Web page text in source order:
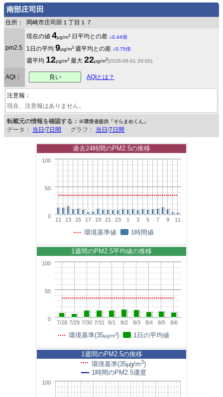
南部庄司田
住所： 岡崎市庄司田１丁目１７
pm2.5
現在の値 4μg/m3 日平均との差 ↓0.44倍
1日の平均 9μg/m3 週平均との差 ↓0.75倍
週平均 12μg/m3 最大 22μg/m3(2026-08-01 20:00)
AQI： 良い AQIとは？
注意報：
現在、注意報はありません。
転載元の情報を確認する： ※環境省提供「そらまめくん」
データ： 当日 /7日間 グラフ： 当日 /7日間
11 13 15 17 19 21 23 1 3 5 7 9 11
0
50
100
過去24時間のPM2.5の推移
環境基準値 1時間値
7/28 7/29 7/30 7/31 8/1 8/2 8/3 8/4 8/5 8/6
0
50
100
1週間のPM2.5平均値の推移
環境基準(35μg/m3) 1日の平均値
100
1週間のPM2.5の推移
環境基準(35μg/m3)
1時間のPM2.5濃度